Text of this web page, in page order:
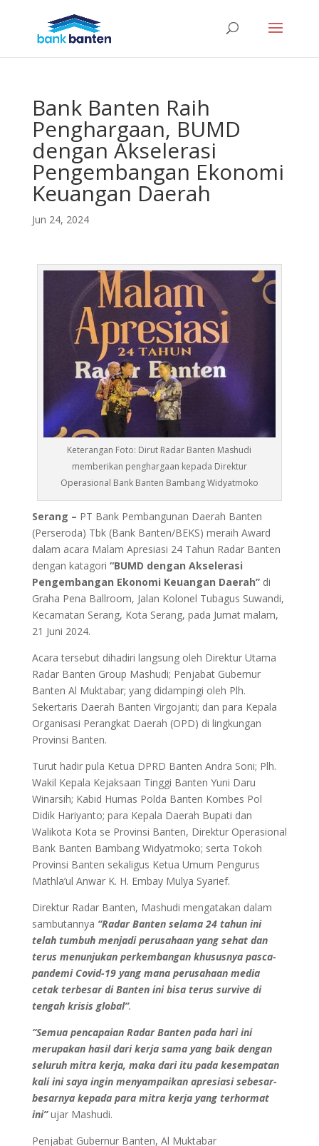
Bank Banten Raih
Penghargaan, BUMD
dengan Akselerasi
Pengembangan Ekonomi
Keuangan Daerah
Jun 24, 2024
Keterangan Foto: Dirut Radar Banten Mashudi
memberikan penghargaan kepada Direktur
Operasional Bank Banten Bambang Widyatmoko
Serang – PT Bank Pembangunan Daerah Banten
(Perseroda) Tbk (Bank Banten/BEKS) meraih Award
dalam acara Malam Apresiasi 24 Tahun Radar Banten
dengan katagori “BUMD dengan Akselerasi
Pengembangan Ekonomi Keuangan Daerah”di
Graha Pena Ballroom, Jalan Kolonel Tubagus Suwandi,
Kecamatan Serang, Kota Serang, pada Jumat malam,
21 Juni 2024.
Acara tersebut dihadiri langsung oleh Direktur Utama
Radar Banten Group Mashudi; Penjabat Gubernur
Banten Al Muktabar; yang didampingi oleh Plh.
Sekertaris Daerah Banten Virgojanti; dan para Kepala
Organisasi Perangkat Daerah (OPD) di lingkungan
Provinsi Banten.
Turut hadir pula Ketua DPRD Banten Andra Soni; Plh.
Wakil Kepala Kejaksaan Tinggi Banten Yuni Daru
Winarsih; Kabid Humas Polda Banten Kombes Pol
Didik Hariyanto; para Kepala Daerah Bupati dan
Walikota Kota se Provinsi Banten, Direktur Operasional
Bank Banten Bambang Widyatmoko; serta Tokoh
Provinsi Banten sekaligus Ketua Umum Pengurus
Mathla’ul Anwar K. H. Embay Mulya Syarief.
Direktur Radar Banten, Mashudi mengatakan dalam
sambutannya “Radar Banten selama 24 tahun ini
telah tumbuh menjadi perusahaan yang sehat dan
terus menunjukan perkembangan khususnya pasca-
pandemi Covid-19 yang mana perusahaan media
cetak terbesar di Banten ini bisa terus survive di
tengah krisis global”.
“Semua pencapaian Radar Banten pada hari ini
merupakan hasil dari kerja sama yang baik dengan
seluruh mitra kerja, maka dari itu pada kesempatan
kali ini saya ingin menyampaikan apresiasi sebesar-
besarnya kepada para mitra kerja yang terhormat
ini”ujar Mashudi.
Penjabat Gubernur Banten, Al Muktabar